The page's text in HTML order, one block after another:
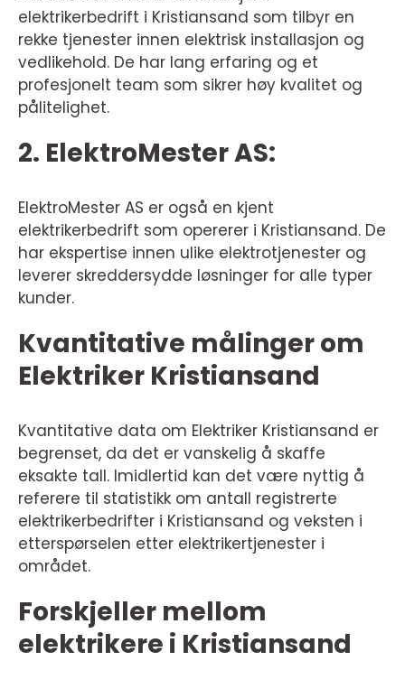
elektrikerbedrift i Kristiansand som tilbyr en
rekke tjenester innen elektrisk installasjon og
vedlikehold. De har lang erfaring og et
profesjonelt team som sikrer høy kvalitet og
pålitelighet.
2. ElektroMester AS:
ElektroMester AS er også en kjent
elektrikerbedrift som opererer i Kristiansand. De
har ekspertise innen ulike elektrotjenester og
leverer skreddersydde løsninger for alle typer
kunder.
Kvantitative målinger om
Elektriker Kristiansand
Kvantitative data om Elektriker Kristiansand er
begrenset, da det er vanskelig å skaffe
eksakte tall. Imidlertid kan det være nyttig å
referere til statistikk om antall registrerte
elektrikerbedrifter i Kristiansand og veksten i
etterspørselen etter elektrikertjenester i
området.
Forskjeller mellom
elektrikere i Kristiansand